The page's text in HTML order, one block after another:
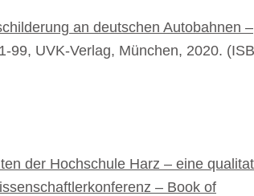
an deutschen Autobahnen –
99, UVK-Verlag, München, 2020.
der Hochschule Harz – eine
– Book of